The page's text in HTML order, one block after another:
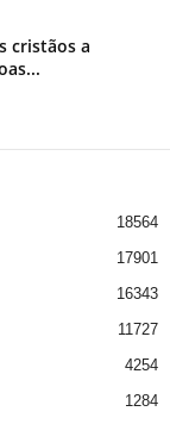
cristãos a
18564
17901
16343
11727
4254
1284